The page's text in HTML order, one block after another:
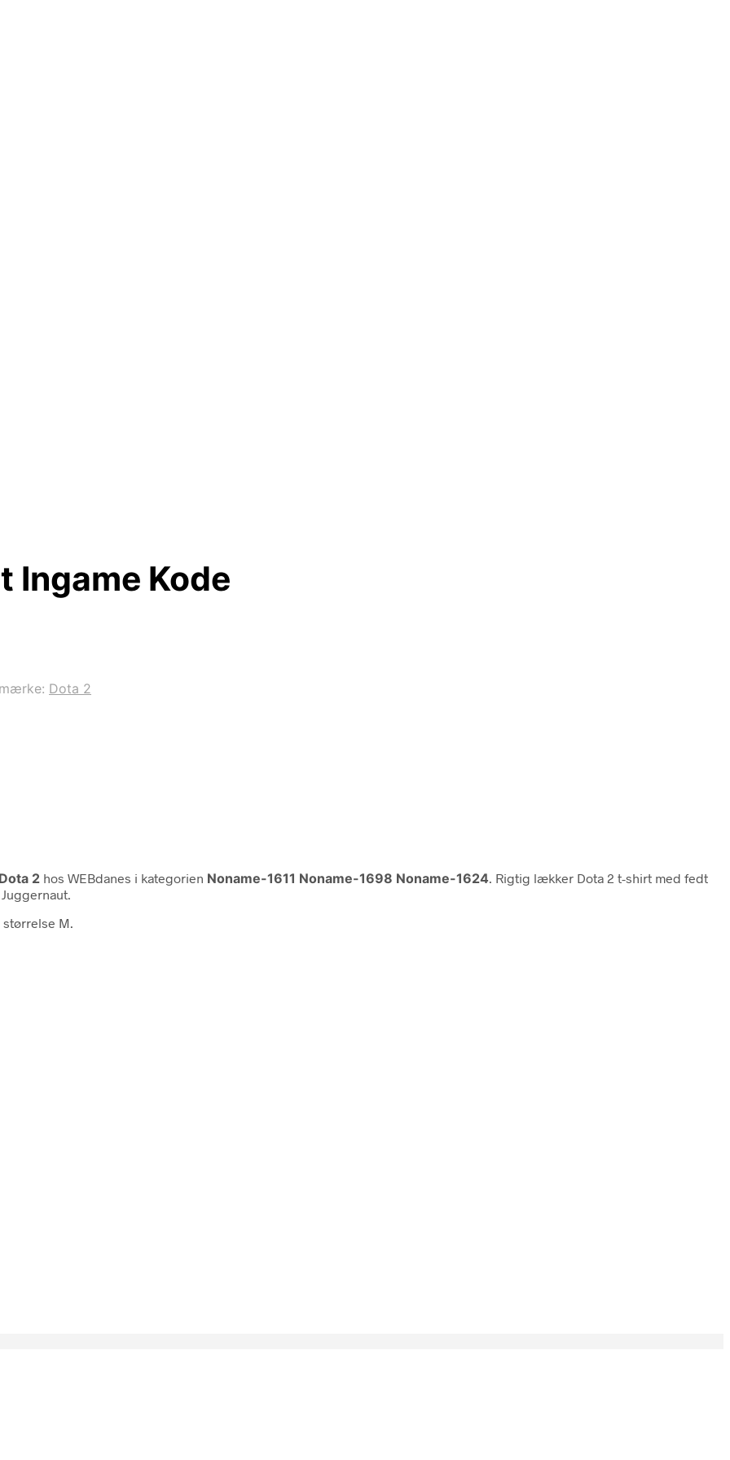
Ingame Kode
Dota 2
Dota 2 hos WEBdanes i kategorien Noname-1611 Noname-1698 Noname-1624 . Rigtig lækker Dota 2 t-shirt med fedt
M.